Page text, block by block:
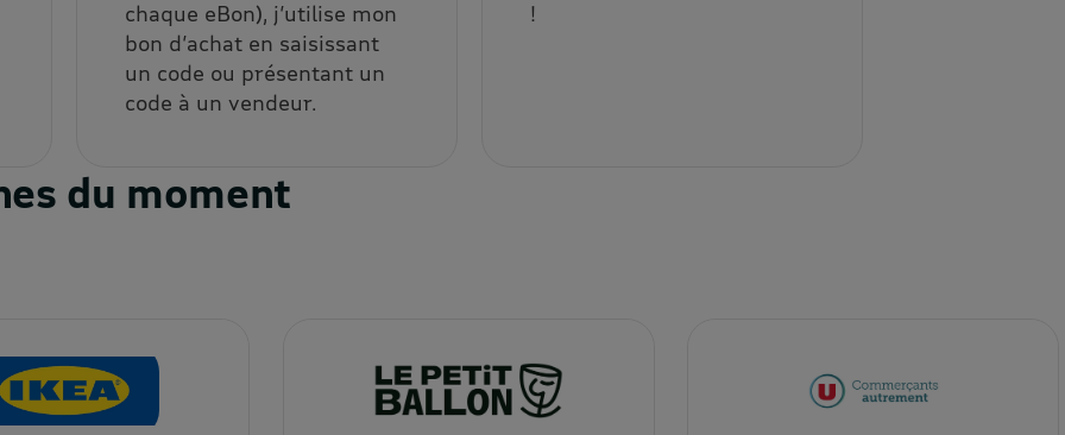
chaque eBon), j’utilise mon
bon d’achat en saisissant
un code ou présentant un
code à un vendeur.
!
du moment